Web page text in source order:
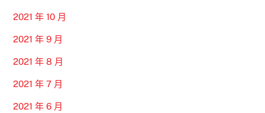
2021 年 10 月
2021 年 9 月
2021 年 8 月
2021 年 7 月
2021 年 6 月